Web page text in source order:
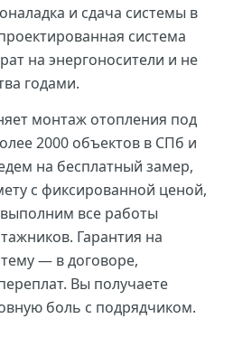
и сдача системы в
система
на энергоносители и не
годами.
монтаж отопления под
2000 объектов в СПб и
на бесплатный замер,
с фиксированной ценой,
все работы
Гарантия на
— в договоре,
Вы получаете
боль с подрядчиком.